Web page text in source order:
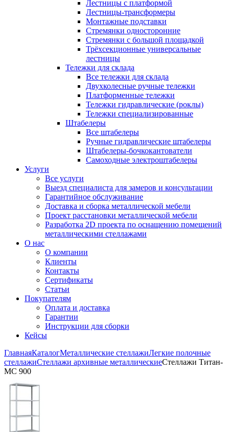
Лестницы с платформой
Лестницы-трансформеры
Монтажные подставки
Стремянки односторонние
Стремянки с большой площадкой
Трёхсекционные универсальные
лестницы
Тележки для склада
Все тележки для склада
Двухколесные ручные тележки
Платформенные тележки
Тележки гидравлические (роклы)
Тележки специализированные
Штабелеры
Все штабелеры
Ручные гидравлические штабелеры
Штабелеры-бочкокантователи
Самоходные электроштабелеры
Услуги
Все услуги
Выезд специалиста для замеров и консультации
Гарантийное обслуживание
Доставка и сборка металлической мебели
Проект расстановки металлической мебели
Разработка 2D проекта по оснащению помещений
металлическими стеллажами
О нас
О компании
Клиенты
Контакты
Сертификаты
Статьи
Покупателям
Оплата и доставка
Гарантии
Инструкции для сборки
Кейсы
ГлавнаяКаталогМеталлические стеллажиЛегкие полочные
стеллажиСтеллажи архивные металлическиеСтеллажи Титан-
МС 900